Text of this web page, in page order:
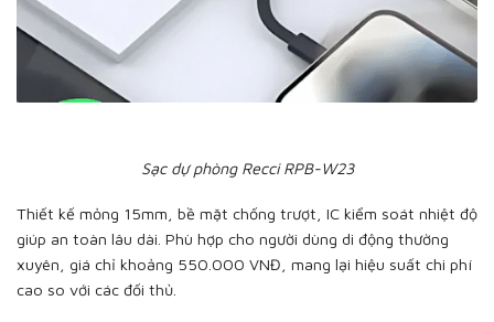
Sạc dự phòng Recci RPB-W23
Thiết kế mỏng 15mm, bề mặt chống trượt, IC kiểm soát nhiệt độ
giúp an toàn lâu dài. Phù hợp cho người dùng di động thường
xuyên, giá chỉ khoảng 550.000 VNĐ, mang lại hiệu suất chi phí
cao so với các đối thủ.